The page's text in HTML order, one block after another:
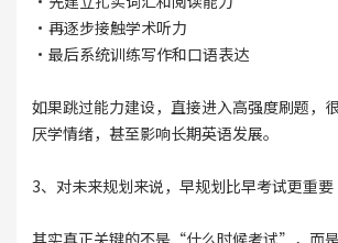
·再逐步接触学术听力
·最后系统训练写作和口语表达
如果跳过能力建设，直接进入高强度刷题，
厌学情绪，甚至影响长期英语发展。
3、对未来规划来说，早规划比早考试更重要
其实真正关键的不是“什么时候考试”，而